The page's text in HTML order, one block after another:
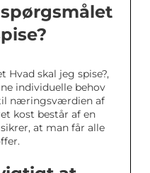
Hvad skal jeg spise?,
individuelle behov
næringsværdien af
kost består af en
at man får alle